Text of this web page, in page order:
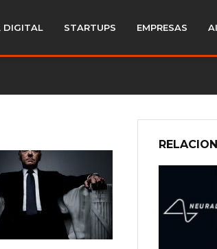
DIGITAL STARTUPS EMPRESAS